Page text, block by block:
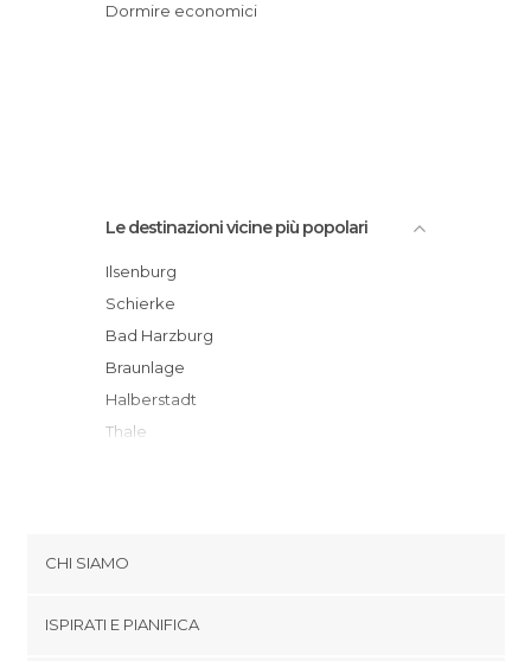
Dormire economici
Le destinazioni vicine più popolari
Ilsenburg
Schierke
Bad Harzburg
Braunlage
Halberstadt
Thale
Bad Suderode
Hahnenklee-Bockswiese
CHI SIAMO
ISPIRATI E PIANIFICA